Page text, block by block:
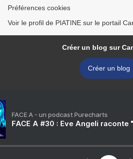
Préférences cookies
Voir le profil de PIATINE sur le portail
Créer un blog sur
Créer un blog
FACE A - un podcast Purecharts
FACE A #30 : Eve Angeli raconte